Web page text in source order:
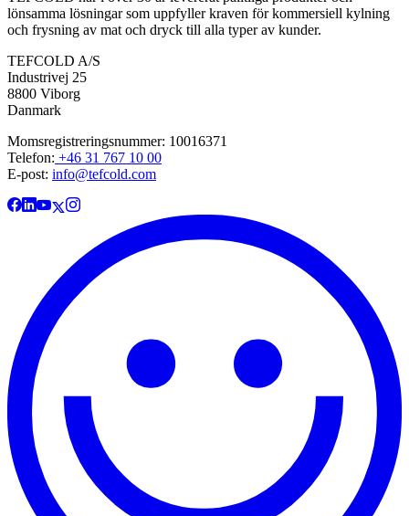
lönsamma lösningar som uppfyller kraven för kommersiell kylning
och frysning av mat och dryck till alla typer av kunder.
TEFCOLD A/S
Industrivej 25
8800 Viborg
Danmark
Momsregistreringsnummer: 10016371
Telefon: +46 31 767 10 00
E-post: info@tefcold.com